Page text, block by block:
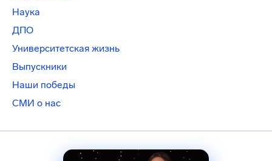
Наука
ДПО
Университетская жизнь
Выпускники
Наши победы
СМИ о нас